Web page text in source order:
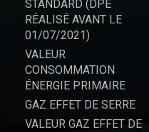
STANDARD (DPE
RÉALISÉ AVANT LE
01/07/2021)
VALEUR
CONSOMMATION
ÉNERGIE PRIMAIRE
GAZ EFFET DE SERRE
VALEUR GAZ EFFET DE